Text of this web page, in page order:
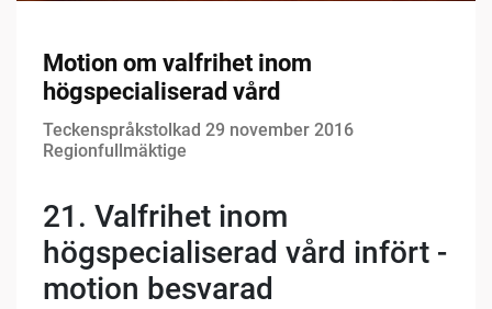
Motion om valfrihet inom
högspecialiserad vård
Teckenspråkstolkad 29 november 2016
Regionfullmäktige
21. Valfrihet inom
högspecialiserad vård infört -
motion besvarad